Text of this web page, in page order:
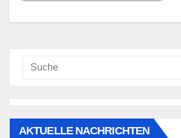
AKTUELLE NACHRICHTEN